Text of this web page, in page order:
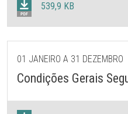
539,9 KB
01 JANEIRO A 31 DEZEMBRO
Condições Gerais